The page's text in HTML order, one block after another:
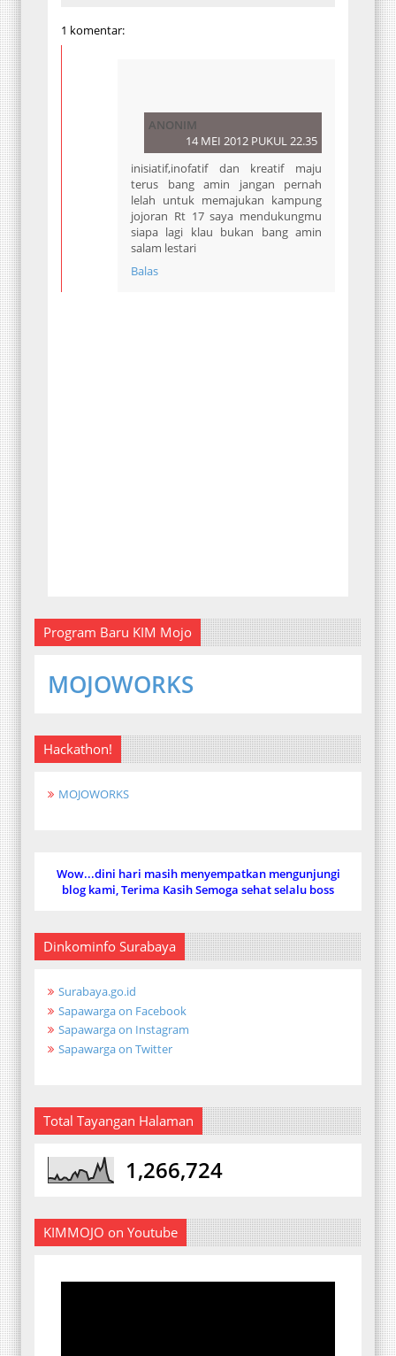
1 komentar:
ANONIM
14 MEI 2012 PUKUL 22.35
inisiatif,inofatif dan kreatif maju
terus bang amin jangan pernah
lelah untuk memajukan kampung
jojoran Rt 17 saya mendukungmu
siapa lagi klau bukan bang amin
salam lestari
Balas
Program Baru KIM Mojo
MOJOWORKS
Hackathon!
MOJOWORKS
Wow...dini hari masih menyempatkan mengunjungi
blog kami, Terima Kasih Semoga sehat selalu boss
Dinkominfo Surabaya
Surabaya.go.id
Sapawarga on Facebook
Sapawarga on Instagram
Sapawarga on Twitter
Total Tayangan Halaman
1,266,724
KIMMOJO on Youtube